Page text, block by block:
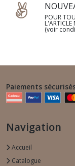
POUR
L'ARTICLE
(voir
Paiements
Navigation
Accueil
Catalogue